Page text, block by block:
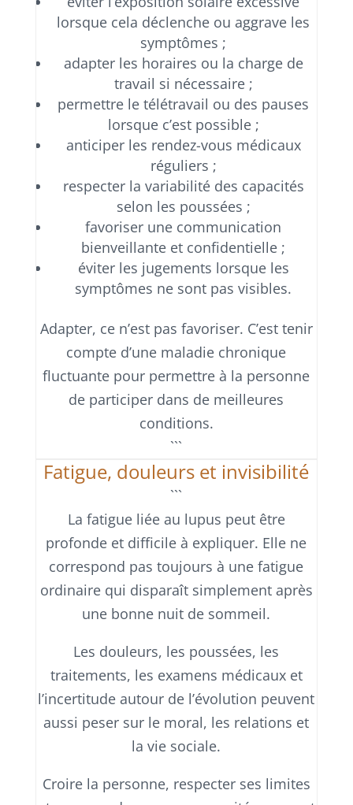
lorsque cela déclenche ou aggrave les
symptômes ;
adapter les horaires ou la charge de
travail si nécessaire ;
permettre le télétravail ou des pauses
lorsque c’est possible ;
anticiper les rendez-vous médicaux
réguliers ;
respecter la variabilité des capacités
selon les poussées ;
favoriser une communication
bienveillante et confidentielle ;
éviter les jugements lorsque les
symptômes ne sont pas visibles.
Adapter, ce n’est pas favoriser. C’est tenir
compte d’une maladie chronique
fluctuante pour permettre à la personne
de participer dans de meilleures
conditions.
```
Fatigue, douleurs et invisibilité
```
La fatigue liée au lupus peut être
profonde et difficile à expliquer. Elle ne
correspond pas toujours à une fatigue
ordinaire qui disparaît simplement après
une bonne nuit de sommeil.
Les douleurs, les poussées, les
traitements, les examens médicaux et
l’incertitude autour de l’évolution peuvent
aussi peser sur le moral, les relations et
la vie sociale.
Croire la personne, respecter ses limites